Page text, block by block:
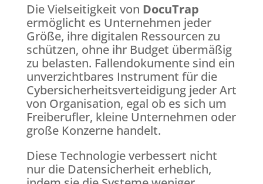
Die Vielseitigkeit von DocuTrap
ermöglicht es Unternehmen jeder
Größe, ihre digitalen Ressourcen zu
schützen, ohne ihr Budget übermäßig
zu belasten. Fallendokumente sind ein
unverzichtbares Instrument für die
Cybersicherheitsverteidigung jeder Art
von Organisation, egal ob es sich um
Freiberufler, kleine Unternehmen oder
große Konzerne handelt.
Diese Technologie verbessert nicht
nur die Datensicherheit erheblich,